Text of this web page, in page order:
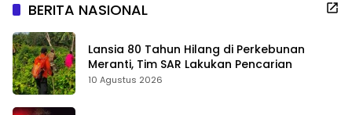
BERITA NASIONAL
Lansia 80 Tahun Hilang di Perkebunan
Meranti, Tim SAR Lakukan Pencarian
10 Agustus 2026